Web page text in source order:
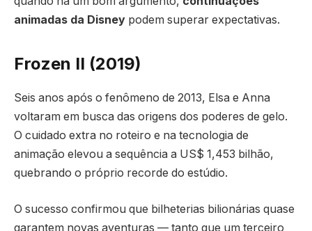
animadas da Disney podem superar expectativas.
Frozen II (2019)
Seis anos após o fenômeno de 2013, Elsa e Anna
voltaram em busca das origens dos poderes de gelo.
O cuidado extra no roteiro e na tecnologia de
animação elevou a sequência a US$ 1,453 bilhão,
quebrando o próprio recorde do estúdio.
O sucesso confirmou que bilheterias bilionárias quase
garantem novas aventuras — tanto que um terceiro